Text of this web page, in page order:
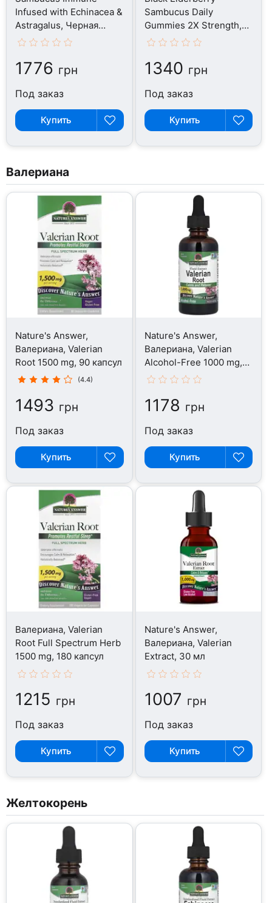
Infused with Echinacea &
Astragalus, Черная
Бузина, 240 мл
1776 грн
Под заказ
Купить
Sambucus Daily
Gummies 2X Strength,
Черная Бузина, 45
1340 грн
Под заказ
Купить
Валериана
Nature's Answer,
Валериана, Valerian
Root 1500 mg, 90 капсул
(4.4)
1493 грн
Под заказ
Купить
Nature's Answer,
Валериана, Valerian
Alcohol-Free 1000 mg,
60 мл
1178 грн
Под заказ
Купить
Валериана, Valerian
Root Full Spectrum Herb
1500 mg, 180 капсул
1215 грн
Под заказ
Купить
Nature's Answer,
Валериана, Valerian
Extract, 30 мл
1007 грн
Под заказ
Купить
Желтокорень